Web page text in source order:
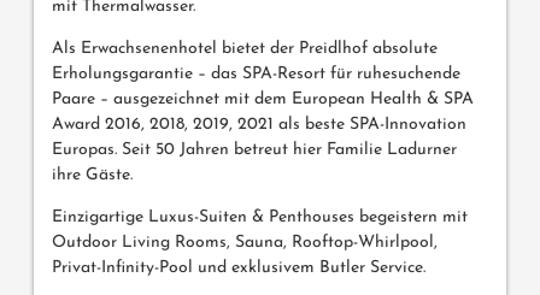
mit Thermalwasser.
Als Erwachsenenhotel bietet der Preidlhof absolute
Erholungsgarantie – das SPA-Resort für ruhesuchende
Paare – ausgezeichnet mit dem European Health & SPA
Award 2016, 2018, 2019, 2021 als beste SPA-Innovation
Europas. Seit 50 Jahren betreut hier Familie Ladurner
ihre Gäste.
Einzigartige Luxus-Suiten & Penthouses begeistern mit
Outdoor Living Rooms, Sauna, Rooftop-Whirlpool,
Privat-Infinity-Pool und exklusivem Butler Service.